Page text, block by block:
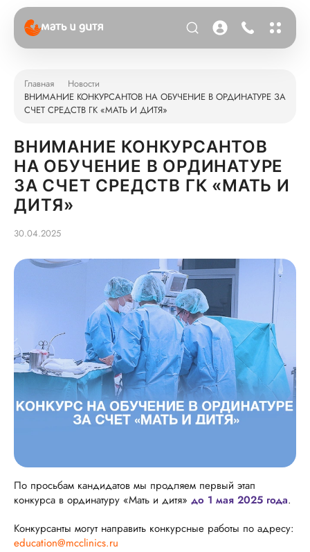
Главная
Новости
ВНИМАНИЕ КОНКУРСАНТОВ НА ОБУЧЕНИЕ В ОРДИНАТУРЕ ЗА
СЧЕТ СРЕДСТВ ГК «МАТЬ И ДИТЯ»
ВНИМАНИЕ КОНКУРСАНТОВ
НА ОБУЧЕНИЕ В ОРДИНАТУРЕ
ЗА СЧЕТ СРЕДСТВ ГК «МАТЬ И
ДИТЯ»
30.04.2025
По просьбам кандидатов мы продляем первый этап
конкурса в ординатуру «Мать и дитя» до 1 мая 2025 года.
Конкурсанты могут направить конкурсные работы по адресу:
education@mcclinics.ru